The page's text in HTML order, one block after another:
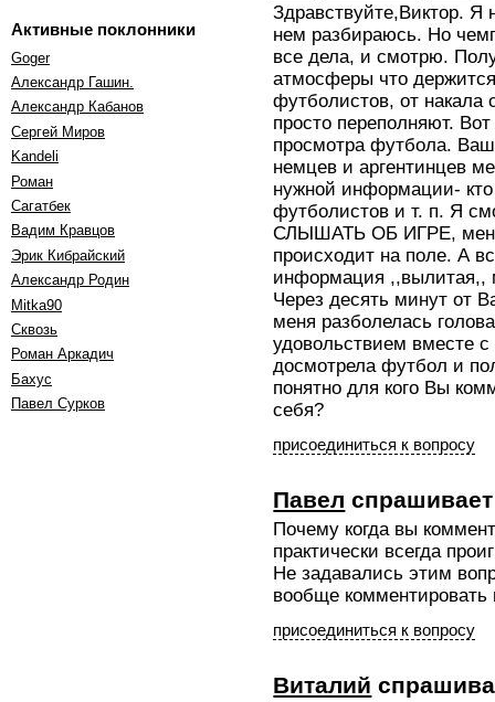
Активные поклонники
Goger
Александр Гашин.
Александр Кабанов
Сергей Миров
Kandeli
Роман
Cагатбек
Вадим Кравцов
Эрик Кибрайский
Александр Родин
Mitka90
Сквозь
Роман Аркадич
Бахус
Павел Сурков
Здравствуйте,Виктор.
нем разбираюсь. Но
все дела, и смотрю.
атмосферы что
футболистов, от накала
просто переполняют.
просмотра футбола.
немцев и аргентинцев
нужной информации- кто
футболистов и т. п. Я
СЛЫШАТЬ ОБ ИГРЕ, меня
происходит на поле. А
информация ,,вылитая,,
Через десять минут от
меня разболелась
удовольствием вместе с
досмотрела футбол и
понятно для кого Вы
себя?
присоединиться к вопросу
Павел спрашивает
Почему когда вы
практически всегда
Не задавались этим
вообще
присоединиться к вопросу
Виталий